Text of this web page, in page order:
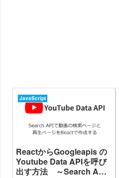
JavaScript
ReactからGoogleapis の
Youtube Data APIを呼び
出す方法 ～Search API